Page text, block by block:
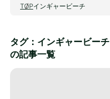
TOPインギャービーチ
タグ：インギャービーチ
の記事一覧